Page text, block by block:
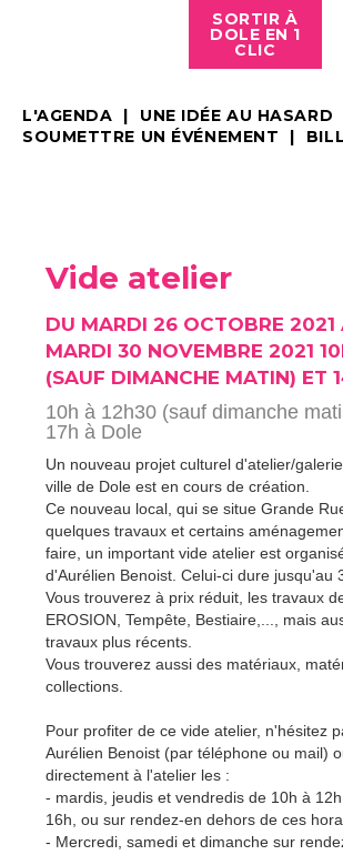
SORTIR À
DOLE EN 1
CLIC
L'AGENDA
UNE IDÉE AU HASARD
SOUMETTRE UN ÉVÉNEMENT
Vide atelier
DU MARDI 26 OCTOBRE 2021
MARDI 30 NOVEMBRE 2021
(SAUF DIMANCHE MATIN) ET
10h à 12h30 (sauf dimanche
17h à Dole
Un nouveau projet culturel d'atelier/
ville de Dole est en cours de création.
Ce nouveau local, qui se situe Grande
quelques travaux et certains
faire, un important vide atelier est
d'Aurélien Benoist. Celui-ci dure jusqu'au
Vous trouverez à prix réduit, les travaux
EROSION, Tempête, Bestiaire,..., mais
travaux plus récents.
Vous trouverez aussi des matériaux,
collections.
Pour profiter de ce vide atelier, n'hésitez
Aurélien Benoist (par téléphone ou mail)
directement à l'atelier les :
- mardis, jeudis et vendredis de 10h à
16h, ou sur rendez-en dehors de ces
- Mercredi, samedi et dimanche sur